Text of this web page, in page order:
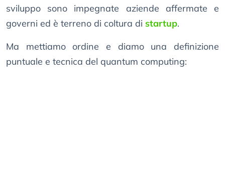
sviluppo sono impegnate aziende affermate e
governi ed è terreno di coltura di startup.
Ma mettiamo ordine e diamo una definizione
puntuale e tecnica del quantum computing: